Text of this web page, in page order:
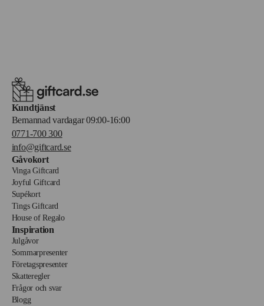
Kundtjänst
Bemannad vardagar 09:00-16:00
0771-700 300
info@giftcard.se
Gåvokort
Vinga Giftcard
Joyful Giftcard
Supékort
Tings Giftcard
House of Regalo
Inspiration
Julgåvor
Sommarpresenter
Företagspresenter
Skatteregler
Frågor och svar
Blogg